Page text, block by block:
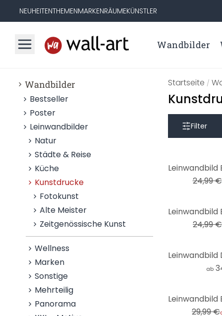
NEUHEITENTHEMENMARKENRÄUMEKÜNSTLER
Wandbilder
Wandbilder
Bestseller
Poster
Leinwandbilder
Natur
Städte & Reise
Küche
Kunstdrucke
Fotokunst
Alte Meister
Zeitgenössische Kunst
Wellness
Marken
Sonstige
Mehrteilig
Panorama
Startseite /
Filter
24,99 €
24,99 €
ab
29,99 €